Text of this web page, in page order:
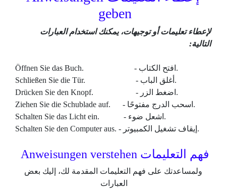
geben
لإعطاء تعليمات أو توجيهات، يمكنك استخدام العبارات
التالية:
Öffnen Sie das Buch. - افتح الكتاب.
Schließen Sie die Tür. - أغلق الباب.
Drücken Sie den Knopf. - اضغط الزر.
Ziehen Sie die Schublade auf. - اسحب الدرج مفتوحًا.
Schalten Sie das Licht ein. - اشعل ضوء.
Schalten Sie den Computer aus. - إيقاف تشغيل الكمبيوتر.
فهم التعليمات Anweisungen verstehen
ولمساعدتك على فهم التعليمات المقدمة لك، إليك بعض
العبارات